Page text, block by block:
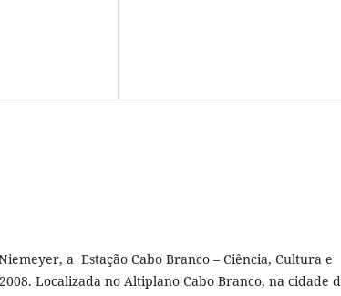
a Estação Cabo Branco – Ciência, Cultura e
Localizada no Altiplano Cabo Branco, na cidade